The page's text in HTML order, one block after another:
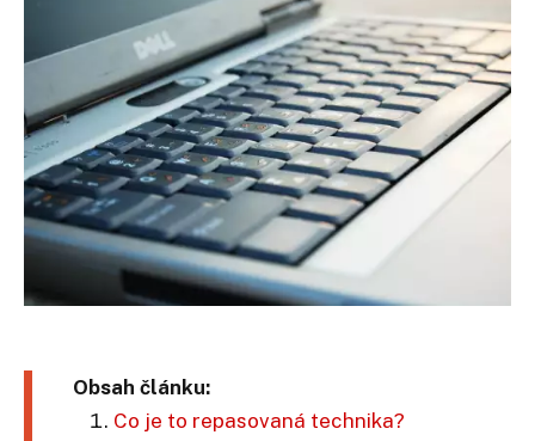
Obsah článku:
Co je to repasovaná technika?